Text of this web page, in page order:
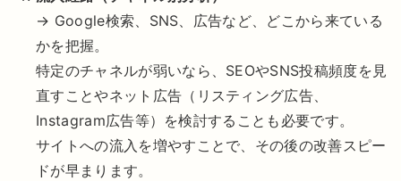
→ Google検索、SNS、広告など、どこから来ている
かを把握。
特定のチャネルが弱いなら、SEOやSNS投稿頻度を見
直すことやネット広告（リスティング広告、
Instagram広告等）を検討することも必要です。
サイトへの流入を増やすことで、その後の改善スピー
ドが早まります。